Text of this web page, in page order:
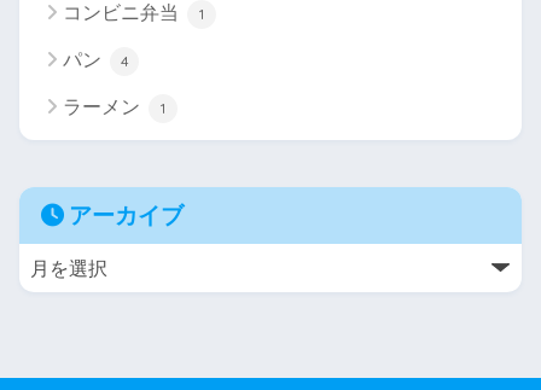
コンビニ弁当 1
パン 4
ラーメン 1
アーカイブ